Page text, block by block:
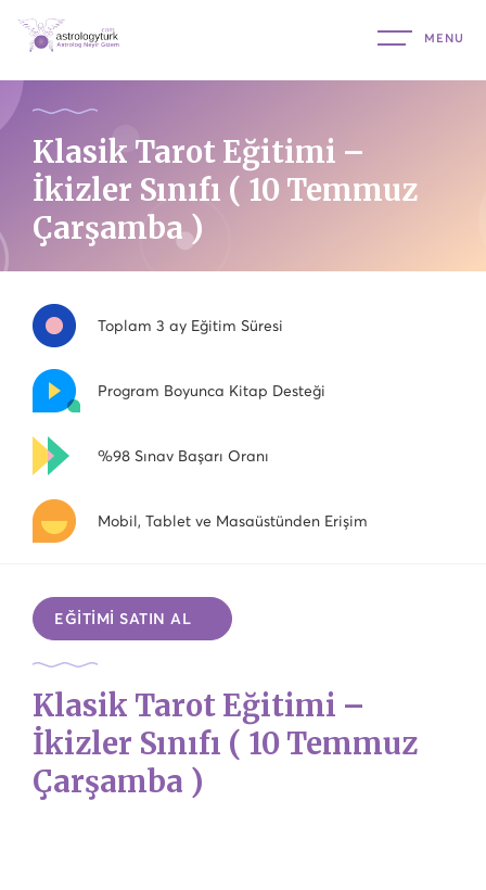
Klasik Tarot Eğitimi –
İkizler Sınıfı ( 10 Temmuz
Çarşamba )
Toplam 3 ay Eğitim Süresi
Program Boyunca Kitap Desteği
%98 Sınav Başarı Oranı
Mobil, Tablet ve Masaüstünden Erişim
EĞİTİMİ SATIN AL
Klasik Tarot Eğitimi –
İkizler Sınıfı ( 10 Temmuz
Çarşamba )